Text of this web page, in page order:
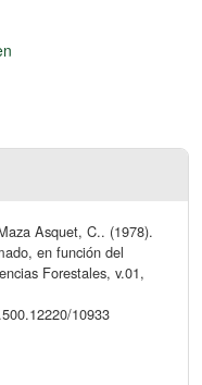
Asquet, C.. (1978).
en función del
Forestales, v.01,
10933